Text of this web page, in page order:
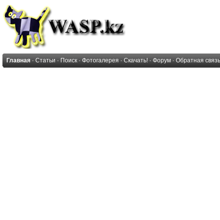
Главная · Статьи · Поиск · Фотогалерея · Скачать! · Форум · Обратная связь